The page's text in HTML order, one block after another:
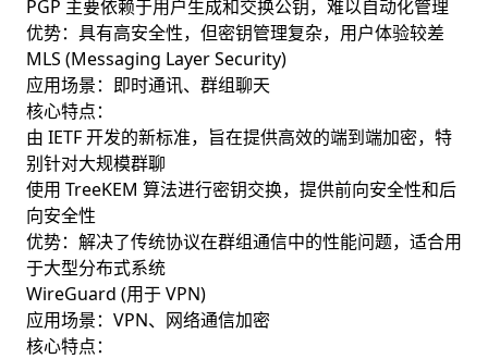
PGP 主要依赖于用户生成和交换公钥，难以自动化管理
优势：具有高安全性，但密钥管理复杂，用户体验较差
MLS (Messaging Layer Security)
应用场景：即时通讯、群组聊天
核心特点：
由 IETF 开发的新标准，旨在提供高效的端到端加密，特
别针对大规模群聊
使用 TreeKEM 算法进行密钥交换，提供前向安全性和后
向安全性
优势：解决了传统协议在群组通信中的性能问题，适合用
于大型分布式系统
WireGuard (用于 VPN)
应用场景：VPN、网络通信加密
核心特点：